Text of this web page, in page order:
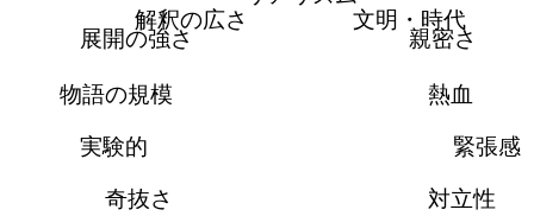
文明・時代
親密さ
熱血
緊張感
対立性
奇抜さ
実験的
物語の規模
展開の強さ
解釈の広さ